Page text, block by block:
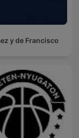
y de Francisco